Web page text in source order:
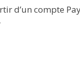
d’un compte